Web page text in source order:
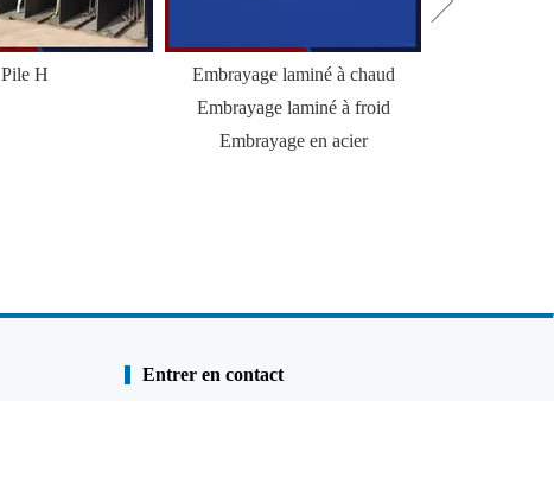
Pile H
Embrayage laminé à chaud
Embrayage laminé à froid
Embrayage en acier
Entrer en contact